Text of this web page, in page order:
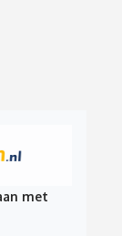
met